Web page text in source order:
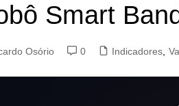
Smart
Osório 0 Indicadores,